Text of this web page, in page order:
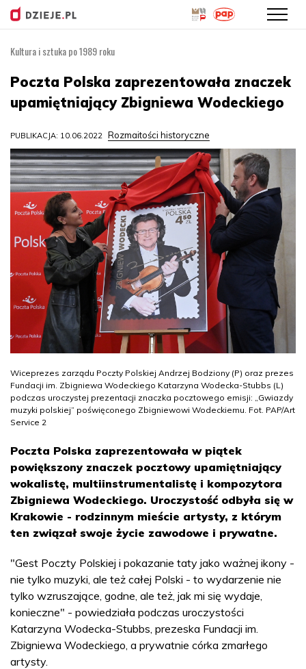
treści
Kultura i sztuka po 1989 roku
Poczta Polska zaprezentowała znaczek
upamiętniający Zbigniewa Wodeckiego
PUBLIKACJA: 10.06.2022 Rozmaitości historyczne
Wiceprezes zarządu Poczty Polskiej Andrzej Bodziony (P) oraz prezes
Fundacji im. Zbigniewa Wodeckiego Katarzyna Wodecka-Stubbs (L)
podczas uroczystej prezentacji znaczka pocztowego emisji: „Gwiazdy
muzyki polskiej” poświęconego Zbigniewowi Wodeckiemu. Fot. PAP/Art
Service 2
Poczta Polska zaprezentowała w piątek
powiększony znaczek pocztowy upamiętniający
wokalistę, multiinstrumentalistę i kompozytora
Zbigniewa Wodeckiego. Uroczystość odbyła się w
Krakowie - rodzinnym mieście artysty, z którym
ten związał swoje życie zawodowe i prywatne.
"Gest Poczty Polskiej i pokazanie taty jako ważnej ikony -
nie tylko muzyki, ale też całej Polski - to wydarzenie nie
tylko wzruszające, godne, ale też, jak mi się wydaje,
konieczne" - powiedziała podczas uroczystości
Katarzyna Wodecka-Stubbs, prezeska Fundacji im.
Zbigniewa Wodeckiego, a prywatnie córka zmarłego
artysty.